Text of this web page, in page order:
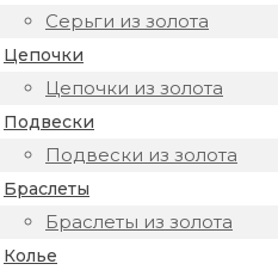
Серьги из золота
Цепочки
Цепочки из золота
Подвески
Подвески из золота
Браслеты
Браслеты из золота
Колье